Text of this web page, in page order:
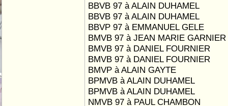
BBVB 97 à ALAIN DUHAMEL
BBVB 97 à ALAIN DUHAMEL
BBVP 97 à EMMANUEL GELE
BMVB 97 à JEAN MARIE GARNIER
BMVB 97 à DANIEL FOURNIER
BMVB 97 à DANIEL FOURNIER
BMVP à ALAIN GAYTE
BPMVB à ALAIN DUHAMEL
BPMVB à ALAIN DUHAMEL
NMVB 97 à PAUL CHAMBON